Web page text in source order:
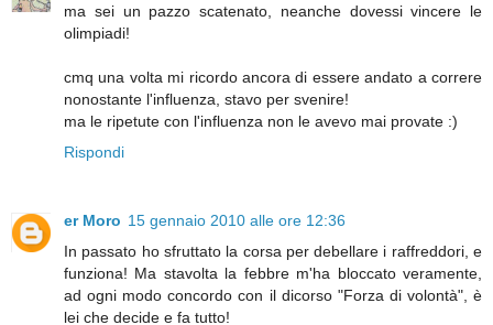
ma sei un pazzo scatenato, neanche dovessi vincere le
olimpiadi!
cmq una volta mi ricordo ancora di essere andato a correre
nonostante l'influenza, stavo per svenire!
ma le ripetute con l'influenza non le avevo mai provate :)
Rispondi
er Moro 15 gennaio 2010 alle ore 12:36
In passato ho sfruttato la corsa per debellare i raffreddori, e
funziona! Ma stavolta la febbre m'ha bloccato veramente,
ad ogni modo concordo con il dicorso "Forza di volontà", è
lei che decide e fa tutto!